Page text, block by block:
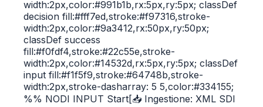
width:2px,color:#991b1b,rx:5px,ry:5px; classDef
decision fill:#fff7ed,stroke:#f97316,stroke-
width:2px,color:#9a3412,rx:50px,ry:50px;
classDef success
fill:#f0fdf4,stroke:#22c55e,stroke-
width:2px,color:#14532d,rx:5px,ry:5px; classDef
input fill:#f1f5f9,stroke:#64748b,stroke-
width:2px,stroke-dasharray: 5 5,color:#334155;
%% NODI INPUT Start[📥 Ingestione: XML SDI